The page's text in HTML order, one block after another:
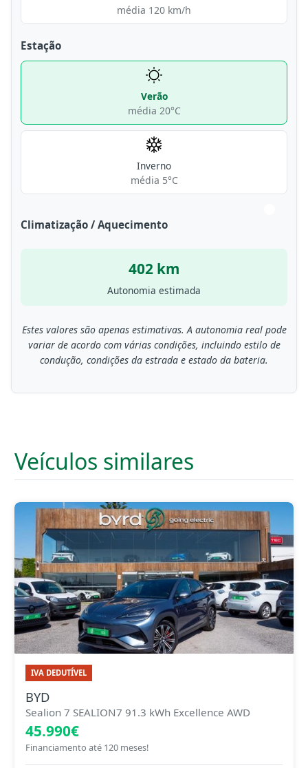
média 120 km/h
Estação
Verão
média 20°C
Inverno
média 5°C
Climatização / Aquecimento
402 km
Autonomia estimada
Estes valores são apenas estimativas. A autonomia real pode
variar de acordo com várias condições, incluindo estilo de
condução, condições da estrada e estado da bateria.
Veículos similares
IVA DEDUTÍVEL
BYD
Sealion 7 SEALION7 91.3 kWh Excellence AWD
45.990€
Financiamento até 120 meses!